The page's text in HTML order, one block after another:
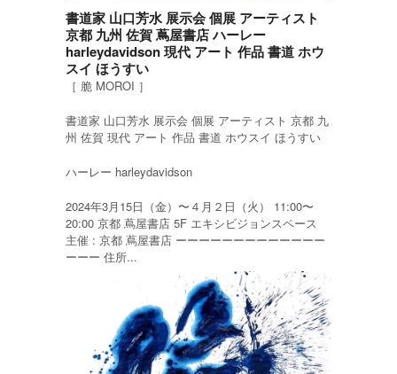
書道家 山口芳水 展示会 個展 アーティスト
京都 九州 佐賀 蔦屋書店 ハーレー
harleydavidson 現代 アート 作品 書道 ホウ
スイ ほうすい
［ 脆 MOROI ］
書道家 山口芳水 展示会 個展 アーティスト 京都 九
州 佐賀 現代 アート 作品 書道 ホウスイ ほうすい
ハーレー harleydavidson
2024年3月15日（金）〜４月２日（火） 11:00〜
20:00 京都 蔦屋書店 5F エキシビジョンスペース
主催 : 京都 蔦屋書店 ーーーーーーーーーーーーー
ーーー 住所...